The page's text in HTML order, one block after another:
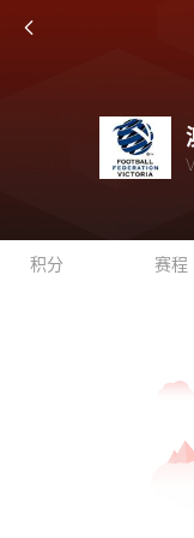
积分 赛程